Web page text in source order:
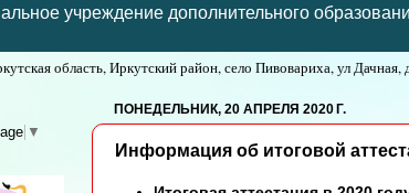
учреждение дополнительного
область, Иркутский район, село Пивовариха, ул Дачная,
ПОНЕДЕЛЬНИК, 20 АПРЕЛЯ 2020 Г.
Информация об итоговой
▼